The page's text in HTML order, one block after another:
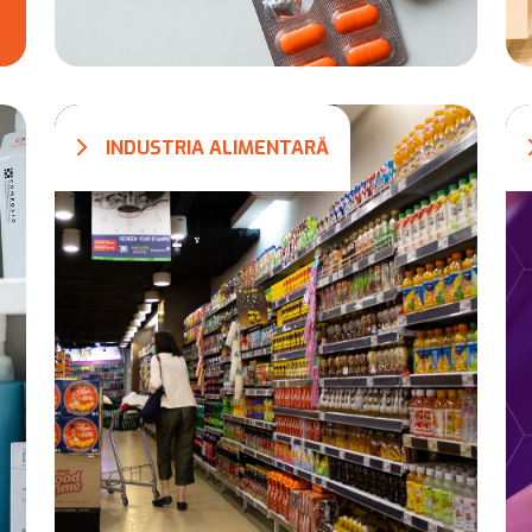
INDUSTRIA ALIMENTARĂ